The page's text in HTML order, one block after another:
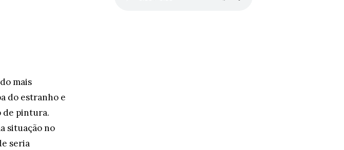
mais
do estranho e
de pintura.
situação no
seria